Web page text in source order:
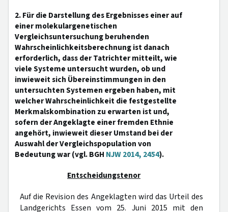
2. Für die Darstellung des Ergebnisses einer auf
einer molekulargenetischen
Vergleichsuntersuchung beruhenden
Wahrscheinlichkeitsberechnung ist danach
erforderlich, dass der Tatrichter mitteilt, wie
viele Systeme untersucht wurden, ob und
inwieweit sich Übereinstimmungen in den
untersuchten Systemen ergeben haben, mit
welcher Wahrscheinlichkeit die festgestellte
Merkmalskombination zu erwarten ist und,
sofern der Angeklagte einer fremden Ethnie
angehört, inwieweit dieser Umstand bei der
Auswahl der Vergleichspopulation von
Bedeutung war (vgl. BGH NJW 2014, 2454).
Entscheidungstenor
Auf die Revision des Angeklagten wird das Urteil des
Landgerichts Essen vom 25. Juni 2015 mit den